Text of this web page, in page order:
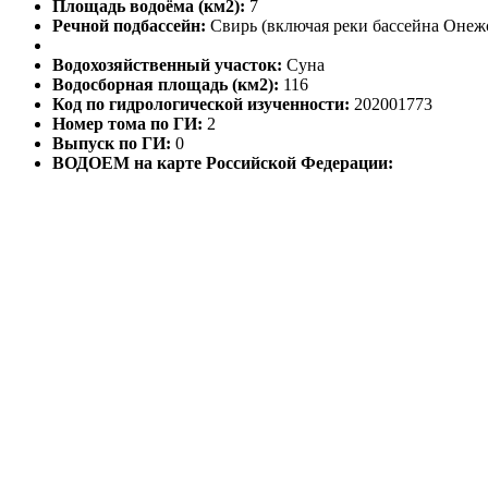
Площадь водоёма (км2): 7
Речной подбассейн: Свирь (включая реки бассейна
Водохозяйственный участок: Суна
Водосборная площадь (км2): 116
Код по гидрологической изученности: 202001773
Номер тома по ГИ: 2
Выпуск по ГИ: 0
ВОДОЕМ на карте Российской Федерации: